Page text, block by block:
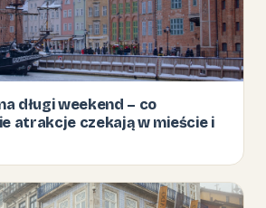
długi weekend – co
atrakcje czekają w mieście i